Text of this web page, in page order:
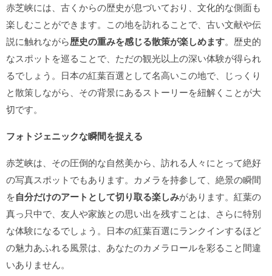
赤芝峡には、古くからの歴史が息づいており、文化的な側面も
楽しむことができます。この地を訪れることで、古い文献や伝
説に触れながら歴史の重みを感じる散策が楽しめます。歴史的
なスポットを巡ることで、ただの観光以上の深い体験が得られ
るでしょう。日本の紅葉百選として名高いこの地で、じっくり
と散策しながら、その背景にあるストーリーを紐解くことが大
切です。
フォトジェニックな瞬間を捉える
赤芝峡は、その圧倒的な自然美から、訪れる人々にとって絶好
の写真スポットでもあります。カメラを持参して、絶景の瞬間
を自分だけのアートとして切り取る楽しみがあります。紅葉の
真っ只中で、友人や家族との思い出を残すことは、さらに特別
な体験になるでしょう。日本の紅葉百選にランクインするほど
の魅力あふれる風景は、あなたのカメラロールを彩ること間違
いありません。